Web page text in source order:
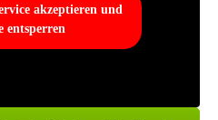
akzeptieren und
entsperren